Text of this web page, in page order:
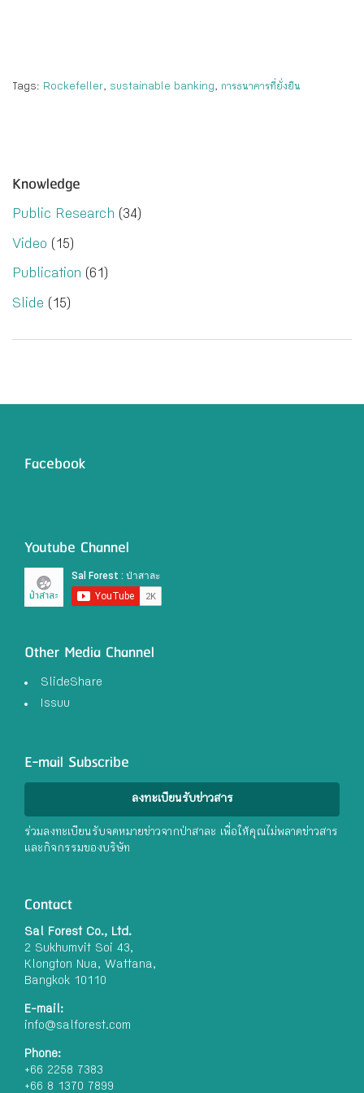
Tags: Rockefeller, sustainable banking, การธนาคารที่ยั่งยืน
Knowledge
Public Research (34)
Video (15)
Publication (61)
Slide (15)
Facebook
Youtube Channel
Other Media Channel
SlideShare
Issuu
E-mail Subscribe
ลงทะเบียนรับข่าวสาร
ร่วมลงทะเบียนรับจดหมายข่าวจากป่าสาละ เพื่อให้คุณไม่พลาดข่าวสาร
และกิจกรรมของบริษัท
Contact
Sal Forest Co., Ltd.
2 Sukhumvit Soi 43,
Klongton Nua, Wattana,
Bangkok 10110
E-mail:
info@salforest.com
Phone:
+66 2258 7383
+66 8 1370 7899